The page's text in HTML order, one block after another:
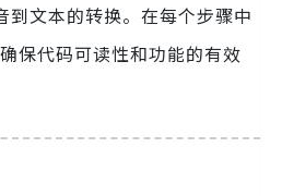
到文本的转换。在每个步骤中
保代码可读性和功能的有效